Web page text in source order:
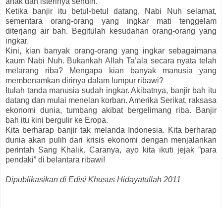
Ketika banjir itu betul-betul datang, Nabi Nuh selamat,
sementara orang-orang yang ingkar mati tenggelam
diterjang air bah. Begitulah kesudahan orang-orang yang
ingkar.
Kini, kian banyak orang-orang yang ingkar sebagaimana
kaum Nabi Nuh. Bukankah Allah Ta’ala secara nyata telah
melarang riba? Mengapa kian banyak manusia yang
membenamkan dirinya dalam lumpur ribawi?
Itulah tanda manusia sudah ingkar. Akibatnya, banjir bah itu
datang dan mulai menelan korban. Amerika Serikat, raksasa
ekonomi dunia, tumbang akibat bergelimang riba. Banjir
bah itu kini bergulir ke Eropa.
Kita berharap banjir tak melanda Indonesia. Kita berharap
dunia akan pulih dari krisis ekonomi dengan menjalankan
perintah Sang Khalik. Caranya, ayo kita ikuti jejak ”para
pendaki” di belantara ribawi!
Dipublikasikan di Edisi Khusus Hidayatullah 2011